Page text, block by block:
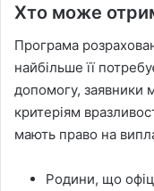
Хто може
Програма
найбільше її
допомогу, заявники
критеріям
мають право на
Родини, що